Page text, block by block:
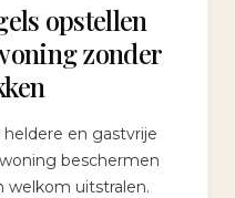
opstellen
zonder
en gastvrije
beschermen
welkom uitstralen.